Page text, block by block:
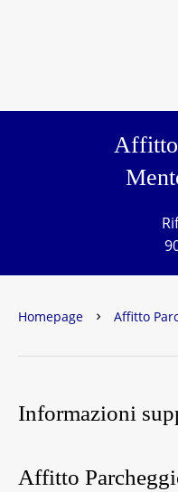
Affitto
Homepage Affitto
Informazioni
Affitto